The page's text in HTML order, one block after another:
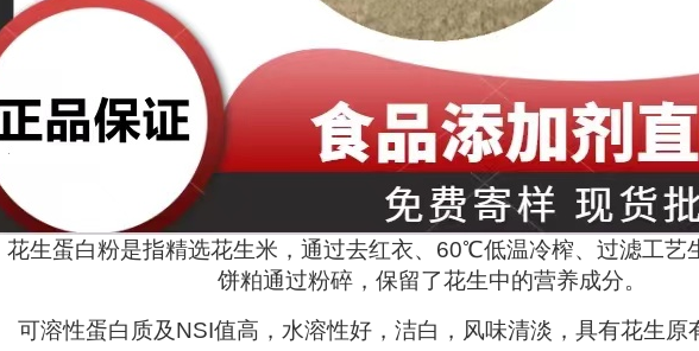
花生蛋白粉是指精选花生米，通过去红衣、60℃低温冷榨、过滤工艺
饼粕通过粉碎，保留了花生中的营养成分。
可溶性蛋白质及NSI值高，水溶性好，洁白，风味清淡，具有花生原